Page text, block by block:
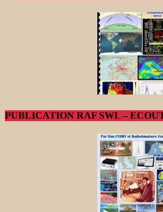
PUBLICATION RAF SWL –